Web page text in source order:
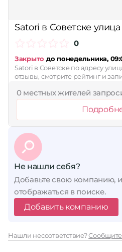
Satori в Советске
0
Закрыто до понедельника,
Satori в Советске по адресу
отзывы, смотрите рейтинг и
0 местных жителей
Не нашли себя?
Добавьте свою компанию,
отображаться в поиске.
Добавить компанию
Нашли несоответствие?